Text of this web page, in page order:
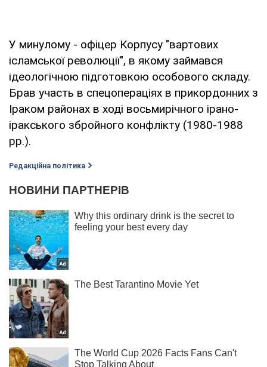
У минулому - офіцер Корпусу "вартових
ісламської революції", в якому займався
ідеологічною підготовкою особового складу.
Брав участь в спецопераціях в прикордонних з
Іраком районах в ході восьмирічного ірано-
іракського збройного конфлікту (1980-1988
рр.).
Редакційна політика